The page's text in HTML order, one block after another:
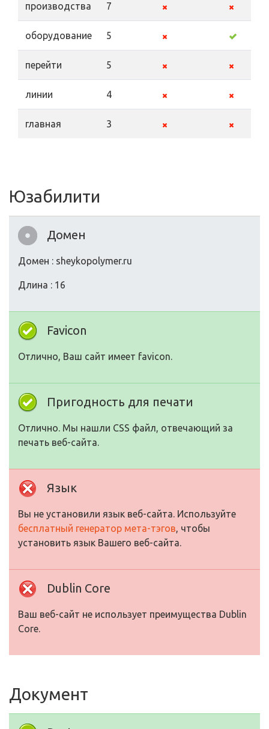
производства 7
оборудование 5
перейти 5
линии 4
главная 3
Юзабилити
Домен
Домен : sheykopolymer.ru
Длина : 16
Favicon
Отлично, Ваш сайт имеет favicon.
Пригодность для печати
Отлично. Мы нашли CSS файл, отвечающий за
печать веб-сайта.
Язык
Вы не установили язык веб-сайта. Используйте
бесплатный генератор мета-тэгов, чтобы
установить язык Вашего веб-сайта.
Dublin Core
Ваш веб-сайт не использует преимущества Dublin
Core.
Документ